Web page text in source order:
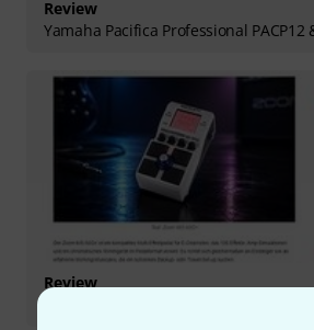
Review
Yamaha Pacifica Professional PACP12
Review